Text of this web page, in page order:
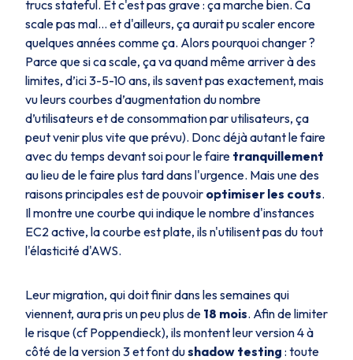
trucs stateful. Et c'est pas grave : ça marche bien. Ca
scale pas mal… et d'ailleurs, ça aurait pu scaler encore
quelques années comme ça. Alors pourquoi changer ?
Parce que si ca scale, ça va quand même arriver à des
limites, d’ici 3-5-10 ans, ils savent pas exactement, mais
vu leurs courbes d’augmentation du nombre
d’utilisateurs et de consommation par utilisateurs, ça
peut venir plus vite que prévu). Donc déjà autant le faire
avec du temps devant soi pour le faire tranquillement
au lieu de le faire plus tard dans l'urgence. Mais une des
raisons principales est de pouvoir optimiser les couts.
Il montre une courbe qui indique le nombre d'instances
EC2 active, la courbe est plate, ils n'utilisent pas du tout
l'élasticité d'AWS.
Leur migration, qui doit finir dans les semaines qui
viennent, aura pris un peu plus de 18 mois. Afin de limiter
le risque (cf Poppendieck), ils montent leur version 4 à
côté de la version 3 et font dushadow testing : toute